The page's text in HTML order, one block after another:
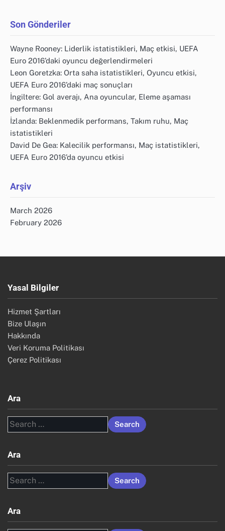
Son Gönderiler
Wayne Rooney: Liderlik istatistikleri, Maç etkisi, UEFA
Euro 2016’daki oyuncu değerlendirmeleri
Leon Goretzka: Orta saha istatistikleri, Oyuncu etkisi,
UEFA Euro 2016’daki maç sonuçları
İngiltere: Gol averajı, Ana oyuncular, Eleme aşaması
performansı
İzlanda: Beklenmedik performans, Takım ruhu, Maç
istatistikleri
David De Gea: Kalecilik performansı, Maç istatistikleri,
UEFA Euro 2016’da oyuncu etkisi
Arşiv
March 2026
February 2026
Yasal Bilgiler
Hizmet Şartları
Bize Ulaşın
Hakkında
Veri Koruma Politikası
Çerez Politikası
Ara
Search
for:
Ara
Search
for:
Ara